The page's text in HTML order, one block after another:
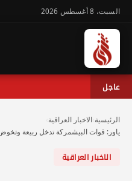
السبت، 8 أغسطس 2026
عاجل
الرئيسية الاخبار العراقية
ياور: قوات البيشمركة تدخل ربيعة
الاخبار العراقية